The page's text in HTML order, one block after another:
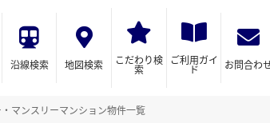
沿線検索 地図検索 こだわり検
索
ご利用ガイ
ド お問合わ
マンスリーマンション物件一覧